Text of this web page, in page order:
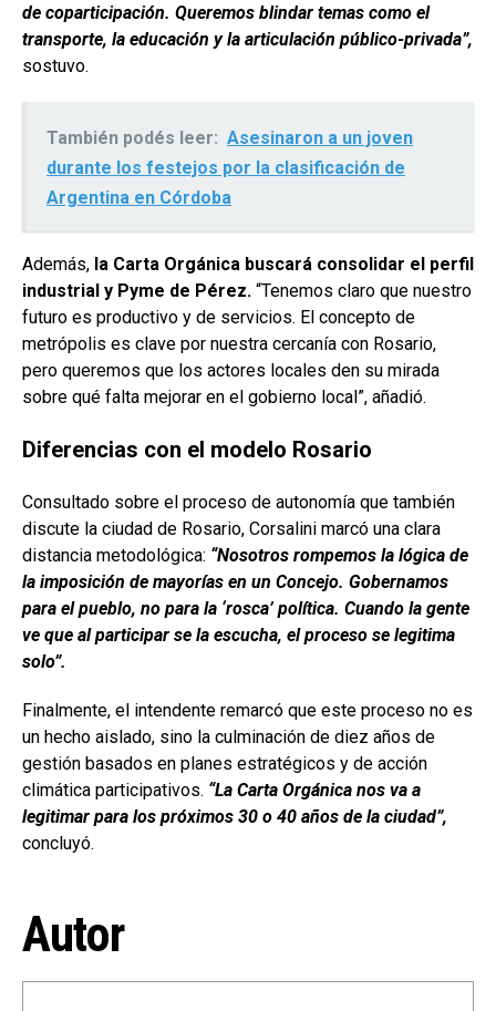
de coparticipación. Queremos blindar temas como el
transporte, la educación y la articulación público-privada”,
sostuvo.
También podés leer: Asesinaron a un joven
durante los festejos por la clasificación de
Argentina en Córdoba
Además, la Carta Orgánica buscará consolidar el perfil
industrial y Pyme de Pérez. “Tenemos claro que nuestro
futuro es productivo y de servicios. El concepto de
metrópolis es clave por nuestra cercanía con Rosario,
pero queremos que los actores locales den su mirada
sobre qué falta mejorar en el gobierno local”, añadió.
Diferencias con el modelo Rosario
Consultado sobre el proceso de autonomía que también
discute la ciudad de Rosario, Corsalini marcó una clara
distancia metodológica: “Nosotros rompemos la lógica de
la imposición de mayorías en un Concejo. Gobernamos
para el pueblo, no para la ‘rosca’ política. Cuando la gente
ve que al participar se la escucha, el proceso se legitima
solo”.
Finalmente, el intendente remarcó que este proceso no es
un hecho aislado, sino la culminación de diez años de
gestión basados en planes estratégicos y de acción
climática participativos. “La Carta Orgánica nos va a
legitimar para los próximos 30 o 40 años de la ciudad”,
concluyó.
Autor